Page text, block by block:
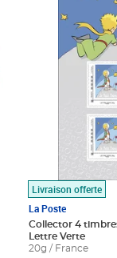
Livraison offerte
La Poste
Collector 4
Lettre Verte
20g / France